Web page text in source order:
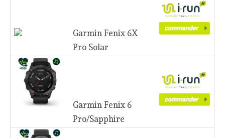
Garmin Fenix 6X
Pro Solar
Garmin Fenix 6
Pro/Sapphire